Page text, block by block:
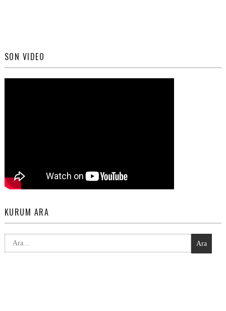
SON VIDEO
KURUM ARA
Ara